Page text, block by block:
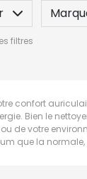
/ Contre-
filtres
confort
Bien le
de votre
que la